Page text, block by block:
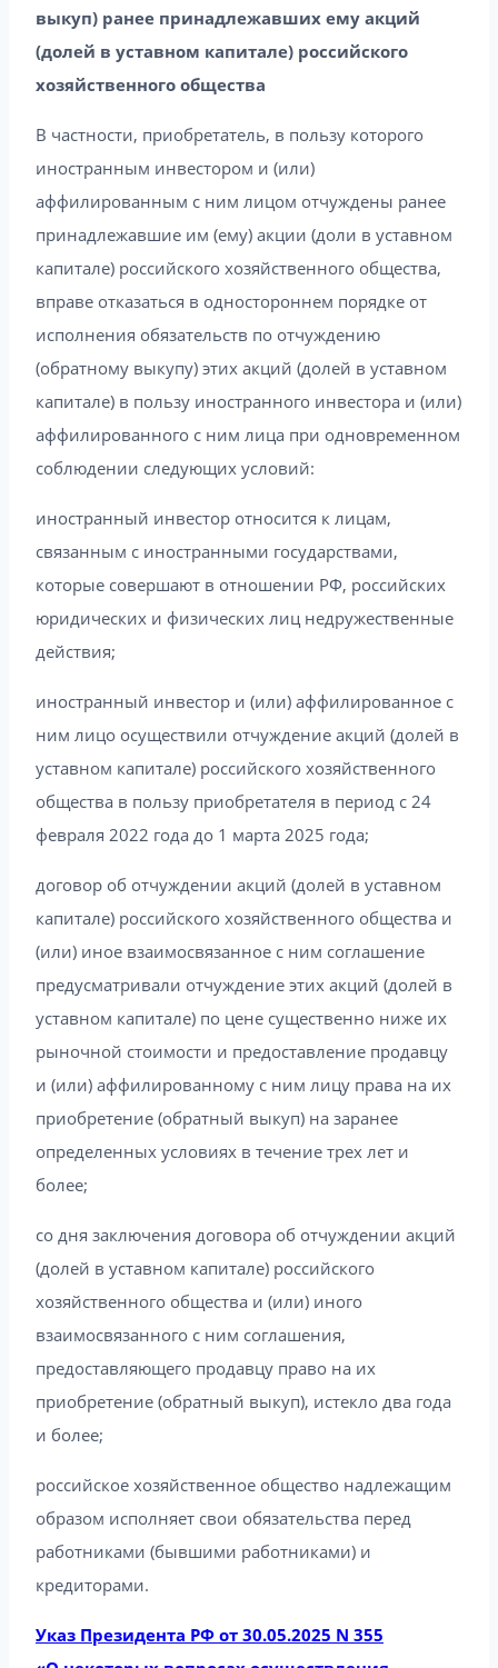
выкуп) ранее принадлежавших ему акций
(долей в уставном капитале) российского
хозяйственного общества
В частности, приобретатель, в пользу которого
иностранным инвестором и (или)
аффилированным с ним лицом отчуждены ранее
принадлежавшие им (ему) акции (доли в уставном
капитале) российского хозяйственного общества,
вправе отказаться в одностороннем порядке от
исполнения обязательств по отчуждению
(обратному выкупу) этих акций (долей в уставном
капитале) в пользу иностранного инвестора и (или)
аффилированного с ним лица при одновременном
соблюдении следующих условий:
иностранный инвестор относится к лицам,
связанным с иностранными государствами,
которые совершают в отношении РФ, российских
юридических и физических лиц недружественные
действия;
иностранный инвестор и (или) аффилированное с
ним лицо осуществили отчуждение акций (долей в
уставном капитале) российского хозяйственного
общества в пользу приобретателя в период с 24
февраля 2022 года до 1 марта 2025 года;
договор об отчуждении акций (долей в уставном
капитале) российского хозяйственного общества и
(или) иное взаимосвязанное с ним соглашение
предусматривали отчуждение этих акций (долей в
уставном капитале) по цене существенно ниже их
рыночной стоимости и предоставление продавцу
и (или) аффилированному с ним лицу права на их
приобретение (обратный выкуп) на заранее
определенных условиях в течение трех лет и
более;
со дня заключения договора об отчуждении акций
(долей в уставном капитале) российского
хозяйственного общества и (или) иного
взаимосвязанного с ним соглашения,
предоставляющего продавцу право на их
приобретение (обратный выкуп), истекло два года
и более;
российское хозяйственное общество надлежащим
образом исполняет свои обязательства перед
работниками (бывшими работниками) и
кредиторами.
Указ Президента РФ от 30.05.2025 N 355